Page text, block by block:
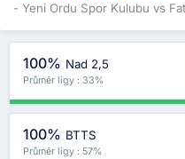
- Yeni Ordu Spor Kulubu vs
100% Nad 2,5
Průměr ligy : 33%
100% BTTS
Průměr ligy : 57%